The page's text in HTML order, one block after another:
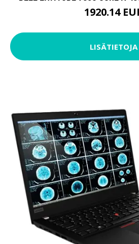
1920.14
LISÄTIETOJA